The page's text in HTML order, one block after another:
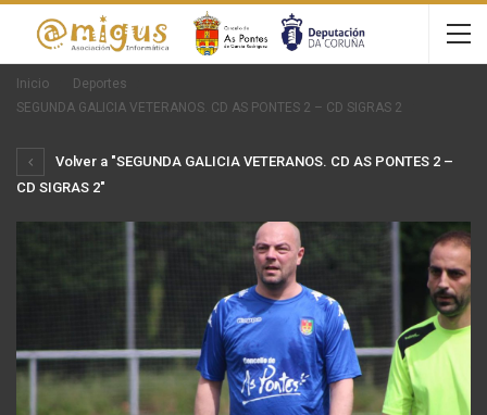
Inicio
Deportes
SEGUNDA GALICIA VETERANOS. CD AS PONTES 2 – CD SIGRAS 2
Volver a "SEGUNDA GALICIA VETERANOS. CD AS PONTES 2 –
CD SIGRAS 2"